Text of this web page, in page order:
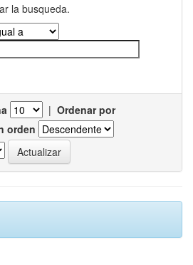
la busqueda.
| Ordenar por
orden